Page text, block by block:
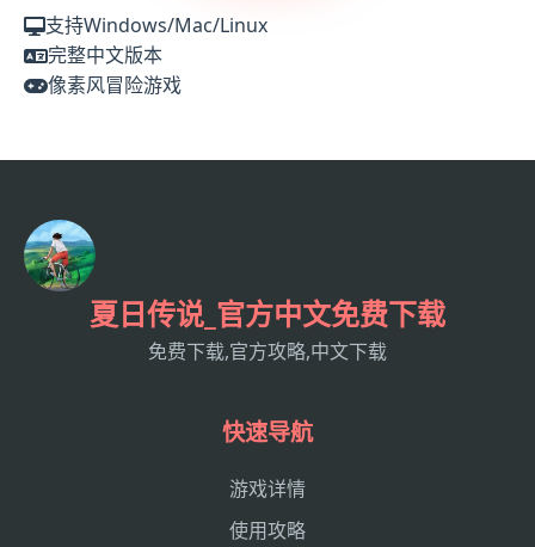
支持Windows/Mac/Linux
完整中文版本
像素风冒险游戏
夏日传说_官方中文免费下载
免费下载,官方攻略,中文下载
快速导航
游戏详情
使用攻略